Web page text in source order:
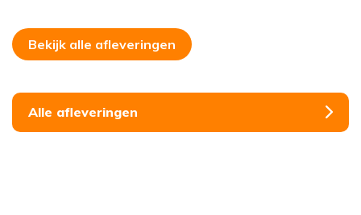
Bekijk alle afleveringen
Alle afleveringen